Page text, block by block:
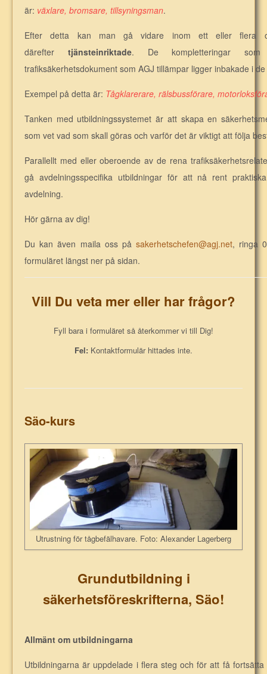
är: växlare, bromsare, tillsyningsman.
Efter detta kan man gå vidare inom ett eller flera
därefter tjänsteinriktade. De kompletteringar
trafiksäkerhetsdokument som AGJ tillämpar ligger inbakade i
Exempel på detta är: Tågklarerare, rälsbussförare,
Tanken med utbildningssystemet är att skapa en
som vet vad som skall göras och varför det är viktigt att följa
Parallellt med eller oberoende av de rena
gå avdelningsspecifika utbildningar för att nå rent
avdelning.
Hör gärna av dig!
Du kan även maila oss på sakerhetschefen@agj.net, ringa
formuläret längst ner på sidan.
Vill Du veta mer eller har frågor?
Fyll bara i formuläret så återkommer vi till Dig!
Fel: Kontaktformulär hittades inte.
Säo-kurs
Utrustning för tågbefälhavare. Foto: Alexander Lagerberg
Grundutbildning i
säkerhetsföreskrifterna, Säo!
Allmänt om utbildningarna
Utbildningarna är uppdelade i flera steg och för att få